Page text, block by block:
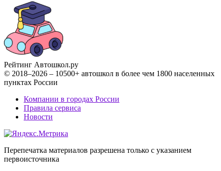
Рейтинг Автошкол.ру
© 2018–2026 – 10500+ автошкол в более чем 1800 населенных
пунктах России
Компании в городах России
Правила сервиса
Новости
Перепечатка материалов разрешена только с указанием
первоисточника